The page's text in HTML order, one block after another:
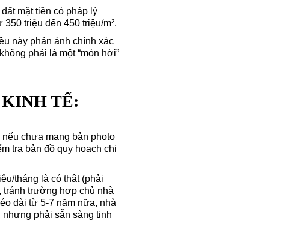
mặt tiền có pháp lý
triệu đến 450 triệu/m².
này phản ánh chính xác
phải là một “món hời”
TẾ:
chưa mang bản photo
tra bản đồ quy hoạch chi
tháng là có thật (phải
tránh trường hợp chủ nhà
dài từ 5-7 năm nữa, nhà
phải sẵn sàng tinh